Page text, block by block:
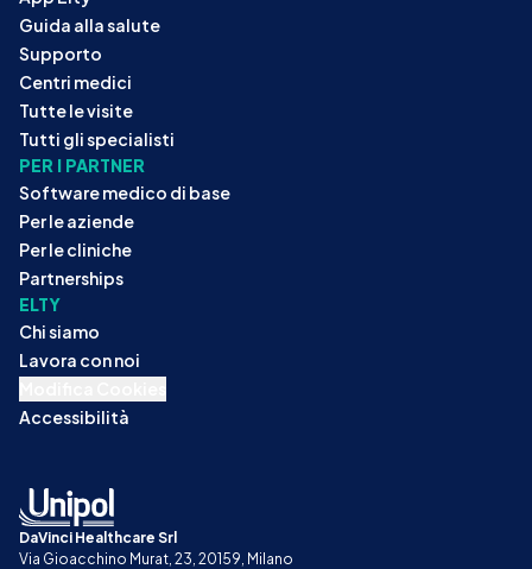
Guida alla salute
Supporto
Centri medici
Tutte le visite
Tutti gli specialisti
PER I PARTNER
Software medico di base
Per le aziende
Per le cliniche
Partnerships
ELTY
Chi siamo
Lavora con noi
Accessibilità
DaVinci Healthcare Srl
Via Gioacchino Murat, 23, 20159, Milano